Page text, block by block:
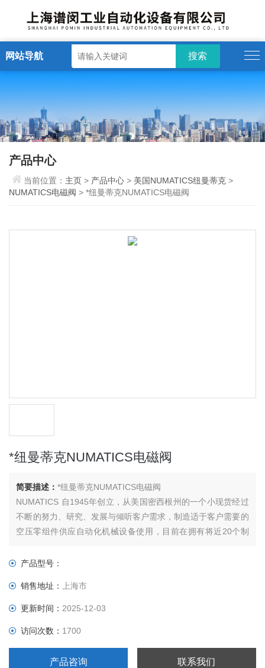
网站导航
产品中心
当前位置： 主页> 产品中心 > 美国NUMATICS纽曼蒂克 >
NUMATICS电磁阀 > *纽曼蒂克NUMATICS电磁阀
*纽曼蒂克NUMATICS电磁阀
简要描述：*纽曼蒂克NUMATICS电磁阀
NUMATICS 自1945年创立，从美国密西根州的一个小现货经过
不断的努力、研究、发展与倾听客户需求，制造适于客户需要的
空压零组件供应自动化机械设备使用，目前在拥有将近20个制
自1945年创立至今已有50多年历史，其发展制造的气动零、组
产品型号：
销售地址：上海市
更新时间：2025-12-03
访问次数： 1700
产品咨询 联系我们